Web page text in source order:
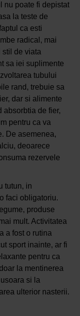
nu poate fi depistat
la teste de
ca esti
radical, mai
stil de viata
sa iei suplimente
tubului
rand, trebuie sa
dar si alimente
absorbtia de fier,
pentru ca va
De asemenea,
deoarece
rezervele
tutun, in
faci obligatoriu.
produse
mult. Activitatea
a fost o rutina
sport inainte, ar fi
pentru ca
la mentinerea
si la
ulterior nasterii.